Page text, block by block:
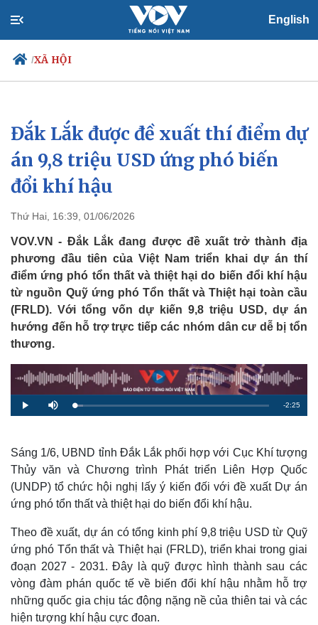
English
/XÃ HỘI
Chính trị
Đảng
Tổ chức nhân sự
Quốc hội
Nhận diện sự thật
Xã hội
Tin 24h
Dự báo thời tiết
Đắk Lắk được đề xuất thí điểm dự
án 9,8 triệu USD ứng phó biến
đổi khí hậu
Thứ Hai, 16:39, 01/06/2026
VOV.VN - Đắk Lắk đang được đề xuất trở thành địa
phương đầu tiên của Việt Nam triển khai dự án thí
điểm ứng phó tổn thất và thiệt hại do biến đổi khí hậu
từ nguồn Quỹ ứng phó Tổn thất và Thiệt hại toàn cầu
(FRLD). Với tổng vốn dự kiến 9,8 triệu USD, dự án
hướng đến hỗ trợ trực tiếp các nhóm dân cư dễ bị tổn
thương.
P
l
M
u
L
o
:
4
2
%
R
a
i
n
g
T
-2:25
Sáng 1/6, UBND tỉnh Đắk Lắk phối hợp với Cục Khí tượng
Thủy văn và Chương trình Phát triển Liên Hợp Quốc
(UNDP) tổ chức hội nghị lấy ý kiến đối với đề xuất Dự án
ứng phó tổn thất và thiệt hại do biến đổi khí hậu.
Theo đề xuất, dự án có tổng kinh phí 9,8 triệu USD từ Quỹ
ứng phó Tổn thất và Thiệt hại (FRLD), triển khai trong giai
đoạn 2027 - 2031. Đây là quỹ được hình thành sau các
vòng đàm phán quốc tế về biến đổi khí hậu nhằm hỗ trợ
những quốc gia chịu tác động nặng nề của thiên tai và các
hiện tượng khí hậu cực đoan.